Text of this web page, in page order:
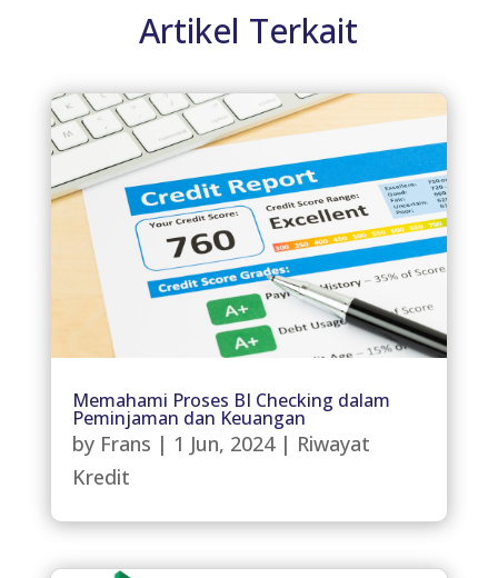
Artikel Terkait
Memahami Proses BI Checking dalam
Peminjaman dan Keuangan
by Frans | 1 Jun, 2024| Riwayat
Kredit